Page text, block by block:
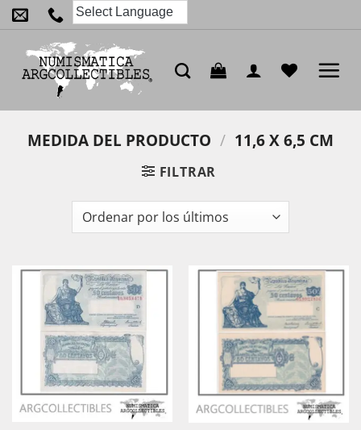
Saltar
al
contenido
MEDIDA DEL PRODUCTO / 11,6 X 6,5 CM
FILTRAR